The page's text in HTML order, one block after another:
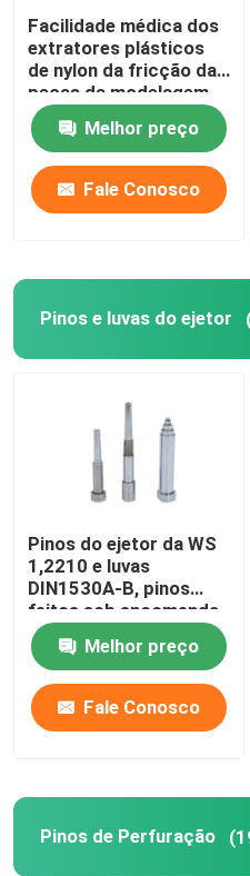
Facilidade médica dos
extratores plásticos
de nylon da fricção das
peças da modelagem
por injeção da resina
que parte fechamentos
Melhor preço
Fale Conosco
Pinos e luvas do ejetor
Pinos do ejetor da WS
1,2210 e luvas
DIN1530A-B, pinos
feitos sob encomenda
do núcleo de TiCN
Melhor preço
Fale Conosco
Pinos de Perfuração